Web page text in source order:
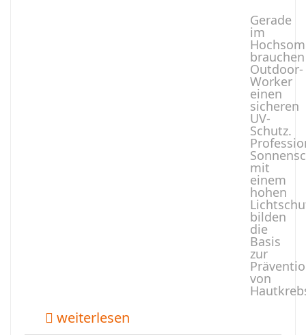
Gerade
im
brauchen
Outdoor-
Worker
einen
sicheren
UV-
Schutz.
mit
einem
hohen
bilden
die
Basis
zur
von
weiterlesen